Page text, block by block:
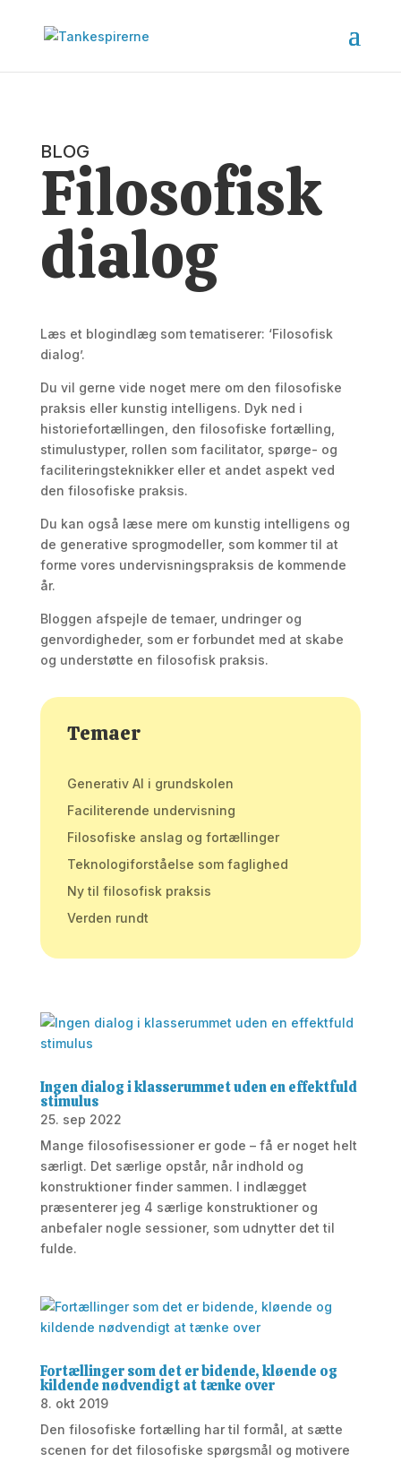
BLOG
Filosofisk
dialog
Læs et blogindlæg som tematiserer: ‘Filosofisk
dialog’.
Du vil gerne vide noget mere om den filosofiske
praksis eller kunstig intelligens. Dyk ned i
historiefortællingen, den filosofiske fortælling,
stimulustyper, rollen som facilitator, spørge- og
faciliteringsteknikker eller et andet aspekt ved
den filosofiske praksis.
Du kan også læse mere om kunstig intelligens og
de generative sprogmodeller, som kommer til at
forme vores undervisningspraksis de kommende
år.
Bloggen afspejle de temaer, undringer og
genvordigheder, som er forbundet med at skabe
og understøtte en filosofisk praksis.
Temaer
Generativ AI i grundskolen
Faciliterende undervisning
Filosofiske anslag og fortællinger
Teknologiforståelse som faglighed
Ny til filosofisk praksis
Verden rundt
Ingen dialog i klasserummet uden en effektfuld
stimulus
25. sep 2022
Mange filosofisessioner er gode – få er noget helt
særligt. Det særlige opstår, når indhold og
konstruktioner finder sammen. I indlægget
præsenterer jeg 4 særlige konstruktioner og
anbefaler nogle sessioner, som udnytter det til
fulde.
Fortællinger som det er bidende, kløende og
kildende nødvendigt at tænke over
8. okt 2019
Den filosofiske fortælling har til formål, at sætte
scenen for det filosofiske spørgsmål og motivere